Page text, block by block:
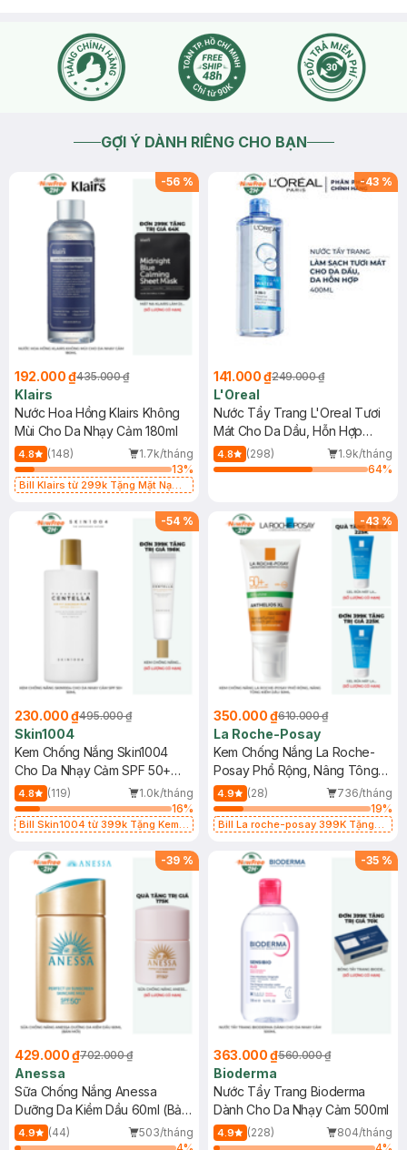
GỢI Ý DÀNH RIÊNG CHO BẠN
-56 %
192.000 ₫435.000 ₫
Klairs
Nước Hoa Hồng Klairs Không
Mùi Cho Da Nhạy Cảm 180ml
4.8 (148)
1.7k/tháng
13%
Bill Klairs từ 299k Tặng Mặt Nạ
25ml (SL Có Hạn)
-43 %
141.000 ₫249.000 ₫
L'Oreal
Nước Tẩy Trang L'Oreal Tươi
Mát Cho Da Dầu, Hỗn Hợp
400ml
4.8 (298)
1.9k/tháng
64%
-54 %
230.000 ₫495.000 ₫
Skin1004
Kem Chống Nắng Skin1004
Cho Da Nhạy Cảm SPF 50+
50ml
4.8 (119)
1.0k/tháng
16%
Bill Skin1004 từ 399k Tặng Kem
SPF 50+ 20ml (SL Có Hạn)
-43 %
350.000 ₫610.000 ₫
La Roche-Posay
Kem Chống Nắng La Roche-
Posay Phổ Rộng, Nâng Tông
Kiềm Dầu 50ml
4.9 (28)
736/tháng
19%
Bill La roche-posay 399K Tặng
(SL có hạn)
-39 %
429.000 ₫702.000 ₫
Anessa
Sữa Chống Nắng Anessa
Dưỡng Da Kiềm Dầu 60ml (Bản
Mới)
4.9 (44)
503/tháng
-35 %
363.000 ₫560.000 ₫
Bioderma
Nước Tẩy Trang Bioderma
Dành Cho Da Nhạy Cảm 500ml
4.9 (228)
804/tháng